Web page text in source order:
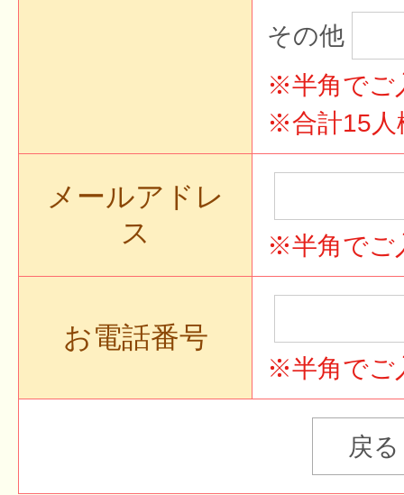
その他
※半角でご
※合計15人
メールアドレ
ス
※半角でご
お電話番号
※半角でご